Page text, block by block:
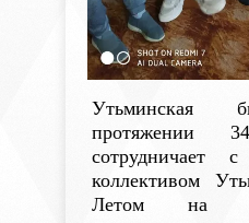
Утьминская
протяжении
сотрудничает с
коллективом
Летом на